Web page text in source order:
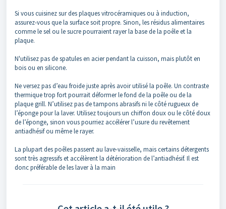
Si vous cuisinez sur des plaques vitrocéramiques ou à induction,
assurez-vous que la surface soit propre. Sinon, les résidus alimentaires
comme le sel ou le sucre pourraient rayer la base de la poêle et la
plaque.
N'utilisez pas de spatules en acier pendant la cuisson, mais plutôt en
bois ou en silicone.
Ne versez pas d’eau froide juste après avoir utilisé la poêle. Un contraste
thermique trop fort pourrait déformer le fond de la poêle ou de la
plaque grill. N’utilisez pas de tampons abrasifs ni le côté rugueux de
l’éponge pour la laver. Utilisez toujours un chiffon doux ou le côté doux
de l’éponge, sinon vous pourriez accélérer l’usure du revêtement
antiadhésif ou même le rayer.
La plupart des poêles passent au lave-vaisselle, mais certains détergents
sont très agressifs et accélèrent la détérioration de l’antiadhésif. Il est
donc préférable de les laver à la main